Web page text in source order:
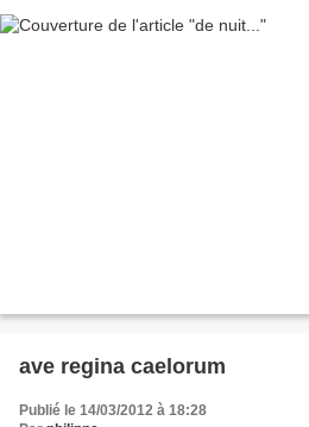
ave regina caelorum
Publié le 14/03/2012 à 18:28